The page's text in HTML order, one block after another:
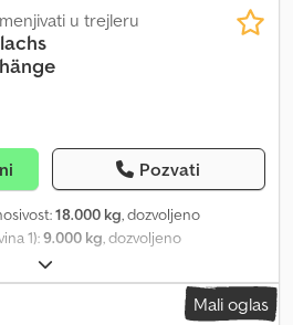
u trejleru
Pozvati
18.000 kg, dozvoljeno
1):9.000 kg, dozvoljeno
2):9.000 kg
proizvodnje:2025, Ponuda: Sa
naše Kögel lafete. Godina proizvodnje
Mali oglas